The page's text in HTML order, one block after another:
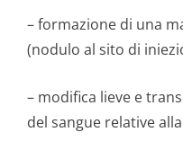
– formazione di una
(nodulo al sito di
– modifica lieve e
del sangue relative